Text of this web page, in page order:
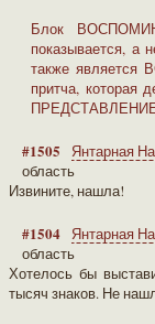
Блок
показывается, а
также является
притча, которая
ПРЕДСТАВЛЕНИЕ
#1505
Янтарная
область
Извините, нашла!
#1504 Янтарная
область
Хотелось бы
тысяч знаков. Не